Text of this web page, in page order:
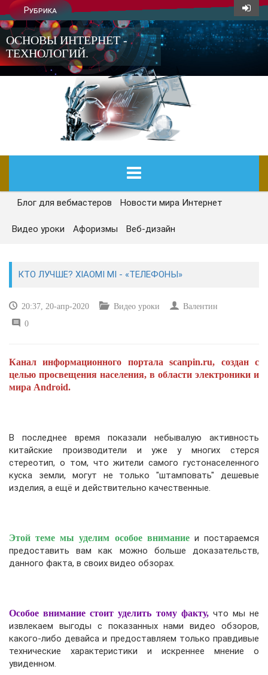
Рубрика
ОСНОВЫ ИНТЕРНЕТ -
ТЕХНОЛОГИЙ.
ГЛАВНАЯ
СЕГОДНЯ
РЕМОНТ И СОВЕТЫ
УЧЕБНИК CSS
Блог для вебмастеров Новости мира Интернет
Видео уроки Афоризмы Веб-дизайн
КТО ЛУЧШЕ? XIAOMI MI - «ТЕЛЕФОНЫ»
20:37, 20-апр-2020 Видео уроки
Валентин
0
Канал информационного портала scanpin.ru, создан с
целью просвещения населения, в области электроники и
мира Android.
В последнее время показали небывалую активность
китайские производители и уже у многих стерся
стереотип, о том, что жители самого густонаселенного
куска земли, могут не только "штамповать" дешевые
изделия, а ещё и действительно качественные.
Этой теме мы уделим особое вниманиеи постараемся
предоставить вам как можно больше доказательств,
данного факта, в своих видео обзорах.
Особое внимание стоит уделить тому факту,что мы не
извлекаем выгоды с показанных нами видео обзоров,
какого-либо девайса и предоставляем только правдивые
технические характеристики и искреннее мнение о
увиденном.